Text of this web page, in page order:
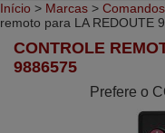
Início > Marcas >
remoto para LA REDOUTE
CONTROLE
9886575
Prefere o